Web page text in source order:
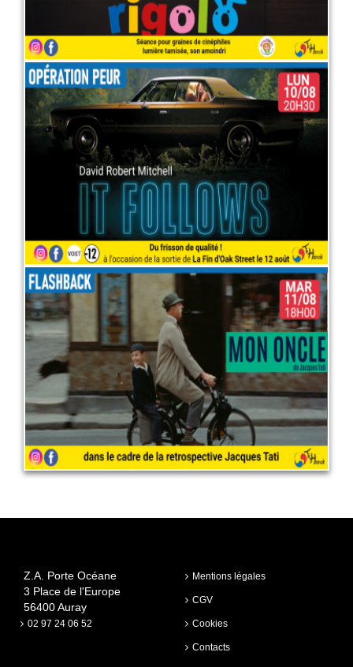
Opération peur : "It follows"
10 août 2026
LIRE PLUS
RETROSPECTIVE JACQUES TATI
: MON ONCLE
11 août 2026
LIRE PLUS
Z.A. Porte Océane
3 Place de l'Europe
56400 Auray
02 97 24 06 52
Mentions légales
CGV
Cookies
Contacts